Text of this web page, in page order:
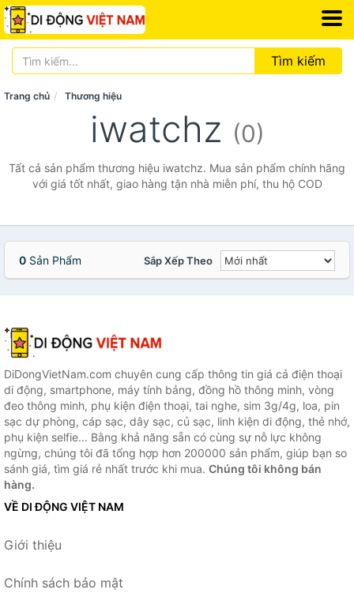
Tìm kiếm
Trang chủ Thương hiệu
iwatchz (0)
Tất cả sản phẩm thương hiệu iwatchz. Mua sản phẩm chính hãng
với giá tốt nhất, giao hàng tận nhà miễn phí, thu hộ COD
0 Sản Phẩm Sắp Xếp Theo
DiDongVietNam.com chuyên cung cấp thông tin giá cả điện thoại
di động, smartphone, máy tính bảng, đồng hồ thông minh, vòng
đeo thông minh, phụ kiện điện thoại, tai nghe, sim 3g/4g, loa, pin
sạc dự phòng, cáp sạc, dây sạc, củ sạc, linh kiện di động, thẻ nhớ,
phụ kiện selfie... Bằng khả năng sẵn có cùng sự nỗ lực không
ngừng, chúng tôi đã tổng hợp hơn 200000 sản phẩm, giúp bạn so
sánh giá, tìm giá rẻ nhất trước khi mua. Chúng tôi không bán
hàng.
VỀ DI ĐỘNG VIỆT NAM
Giới thiệu
Chính sách bảo mật